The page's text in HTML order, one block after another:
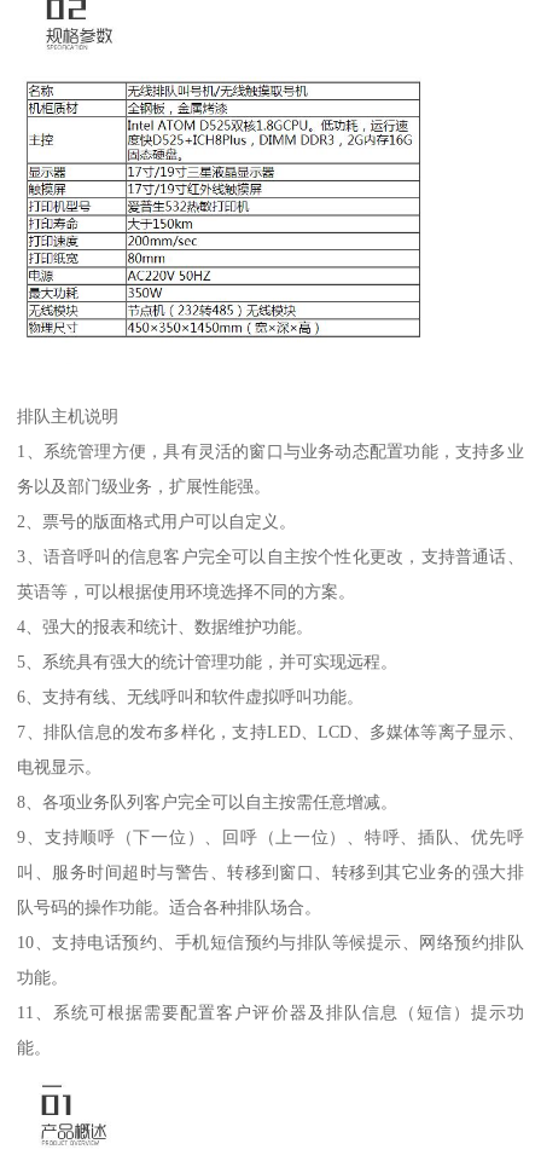
排队主机说明
1、系统管理方便，具有灵活的窗口与业务动态配置功能，支持多业
务以及部门级业务，扩展性能强。
2、票号的版面格式用户可以自定义。
3、语音呼叫的信息客户完全可以自主按个性化更改，支持普通话、
英语等，可以根据使用环境选择不同的方案。
4、强大的报表和统计、数据维护功能。
5、系统具有强大的统计管理功能，并可实现远程。
6、支持有线、无线呼叫和软件虚拟呼叫功能。
7、排队信息的发布多样化，支持LED、LCD、多媒体等离子显示、
电视显示。
8、各项业务队列客户完全可以自主按需任意增减。
9、支持顺呼（下一位）、回呼（上一位）、特呼、插队、优先呼
叫、服务时间超时与警告、转移到窗口、转移到其它业务的强大排
队号码的操作功能。适合各种排队场合。
10、支持电话预约、手机短信预约与排队等候提示、网络预约排队
功能。
11、系统可根据需要配置客户评价器及排队信息（短信）提示功
能。